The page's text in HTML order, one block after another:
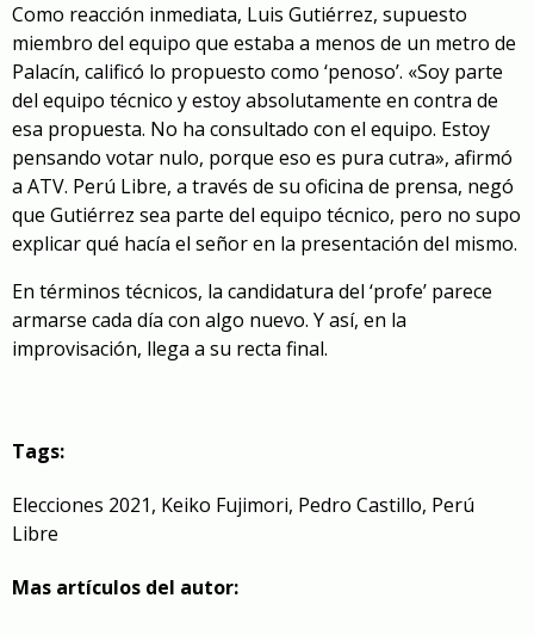
Como reacción inmediata, Luis Gutiérrez, supuesto
miembro del equipo que estaba a menos de un metro de
Palacín, calificó lo propuesto como ‘penoso’. «Soy parte
del equipo técnico y estoy absolutamente en contra de
esa propuesta. No ha consultado con el equipo. Estoy
pensando votar nulo, porque eso es pura cutra», afirmó
a ATV. Perú Libre, a través de su oficina de prensa, negó
que Gutiérrez sea parte del equipo técnico, pero no supo
explicar qué hacía el señor en la presentación del mismo.
En términos técnicos, la candidatura del ‘profe’ parece
armarse cada día con algo nuevo. Y así, en la
improvisación, llega a su recta final.
Tags:
Elecciones 2021, Keiko Fujimori, Pedro Castillo, Perú
Libre
Mas artículos del autor: